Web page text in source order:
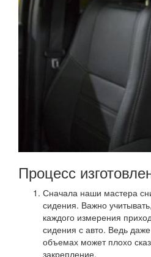
Процесс
Сначала наши мастера
сидения. Важно
каждого измерения
сидения с авто. Ведь
объемах может плохо
закрепление.